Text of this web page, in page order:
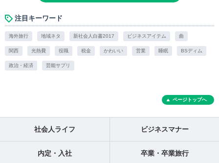
注目キーワード
海外旅行 地域ネタ 新社会人白書2017 ビジネスアイテム 曲
関西 光熱費 役職 税金 かわいい 営業 睡眠 BSディム
政治・経済 芸能サプリ
ページトップへ
社会人ライフ ビジネスマナー
内定・入社 卒業・卒業旅行